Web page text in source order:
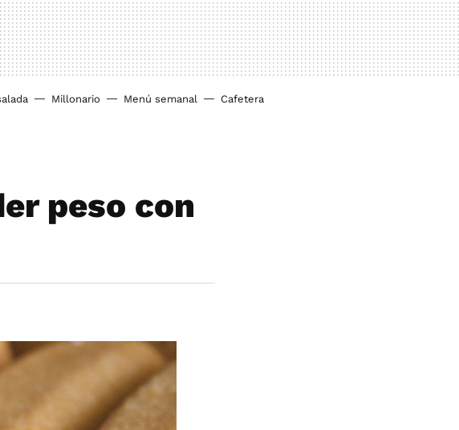
Millonario Menú semanal Cafetera
peso con